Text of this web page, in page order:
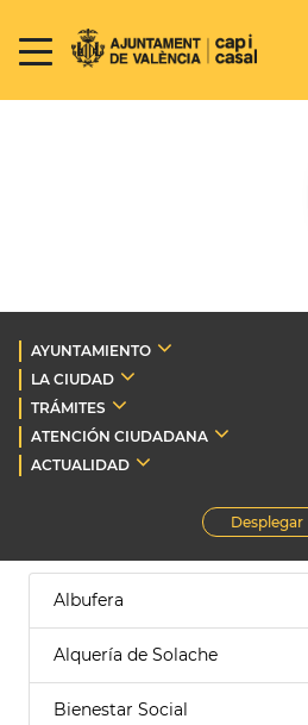
AYUNTAMIENTO
LA CIUDAD
TRÁMITES
ATENCIÓN CIUDADANA
ACTUALIDAD
Desplegar
Albufera
Alquería de Solache
Bienestar Social